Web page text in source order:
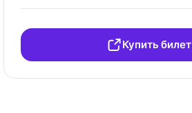
Купить билет